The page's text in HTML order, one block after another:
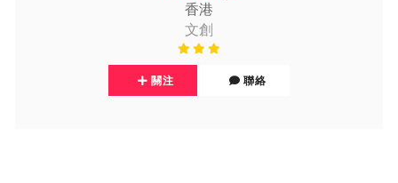
香港
文創
關注 聯絡